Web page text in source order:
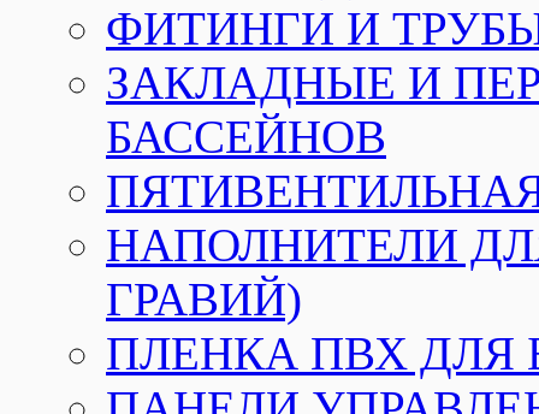
ФИТИНГИ И
ЗАКЛАДНЫЕ И
БАССЕЙНОВ
НАПОЛНИТЕЛИ
ГРАВИЙ)
ПЛЕНКА ПВХ ДЛЯ